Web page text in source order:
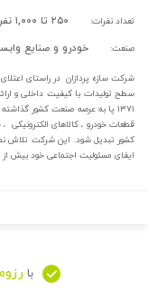
تعداد نفرات: ۲۵۰ تا ۱,۰۰۰ نفر
صنعت: خودرو و صنایع
شرکت سازه پردازان در راستای
سطح تولیدات با کیفیت داخلی و
۱۳۷۱ پا به عرصه صنعت کشور
قطعات خودرو ، کالاهای
کشور تبدیل شود. این شرکت تلاش
ایفای مسئولیت اجتماعی خود بیش از ۱۰۰۰ نفر از جوانان و نیروی کار مولد کشور را مشغول به کار نماید.
با